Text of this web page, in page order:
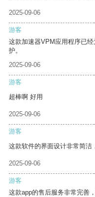
2025-09-06
游客
这款加速器VPM应用程序已
护。
2025-09-06
游客
超棒啊 好用
2025-09-06
游客
这款软件的界面设计非常简洁
2025-09-06
游客
这款app的售后服务非常完善